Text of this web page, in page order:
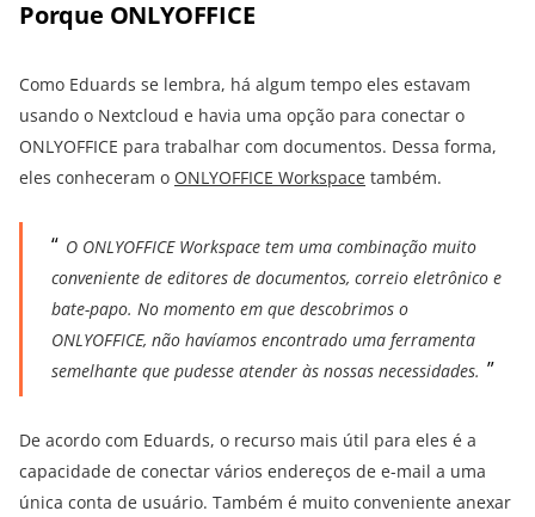
Porque ONLYOFFICE
Como Eduards se lembra, há algum tempo eles estavam
usando o Nextcloud e havia uma opção para conectar o
ONLYOFFICE para trabalhar com documentos. Dessa forma,
eles conheceram o ONLYOFFICE Workspace também.
O ONLYOFFICE Workspace tem uma combinação muito
conveniente de editores de documentos, correio eletrônico e
bate-papo. No momento em que descobrimos o
ONLYOFFICE, não havíamos encontrado uma ferramenta
semelhante que pudesse atender às nossas necessidades.
De acordo com Eduards, o recurso mais útil para eles é a
capacidade de conectar vários endereços de e-mail a uma
única conta de usuário. Também é muito conveniente anexar